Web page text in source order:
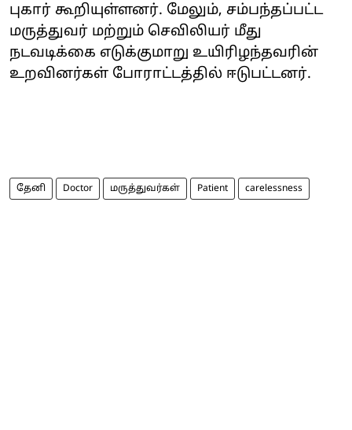
புகார் கூறியுள்ளனர். மேலும், சம்பந்தப்பட்ட
மருத்துவர் மற்றும் செவிலியர் மீது
நடவடிக்கை எடுக்குமாறு உயிரிழந்தவரின்
உறவினர்கள் போராட்டத்தில் ஈடுபட்டனர்.
தேனி Doctor மருத்துவர்கள் Patient carelessness